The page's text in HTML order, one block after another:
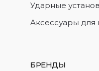
Ударные
Аксессуары
БРЕНДЫ